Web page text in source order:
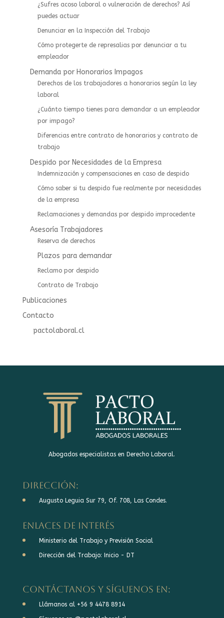
¿Sufres acoso laboral o vulneración de derechos? Así
puedes actuar
⁠Denunciar en la Inspección del Trabajo
Cómo protegerte de represalias por denunciar a tu
empleador
Demanda por Honorarios Impagos
Derechos de los trabajadores a honorarios según la ley
laboral
¿Cuánto tiempo tienes para demandar a un empleador
por impago?
Diferencias entre contrato de honorarios y contrato de
trabajo
Despido por Necesidades de la Empresa
Indemnización y compensaciones en caso de despido
Cómo saber si tu despido fue realmente por necesidades
de la empresa
Reclamaciones y demandas por despido improcedente
Asesoría Trabajadores
⁠⁠Reserva de derechos
Plazos para demandar
Reclamo por despido
Contrato de Trabajo
Publicaciones
Contacto
pactolaboral.cl
Abogados especialistas en Derecho Laboral.
DIRECCIÓN:
Augusto Leguia Sur 79, Of. 708, Las Condes.
Enlaces de interés
Ministerio del Trabajo y Previsión Social
Dirección del Trabajo: Inicio - DT
Contáctanos y síguenos en:
Llámanos al +56 9 4478 8914